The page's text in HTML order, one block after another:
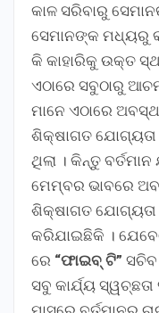
କାଳ ସରିବାରୁ
ସେମାନଙ୍କ ମଧ୍ୟରୁ
କି କାହାରିକୁ ଉକ୍ତ
ଏଠାରେ ସବୁଠାରୁ
ମାନେ ଏଠାରେ
ଶିକ୍ଷାଗତ ଯୋଗ୍ୟତା
ଥିଲା । କିନ୍ତୁ
ମେମ୍ବର ଭାବରେ
ଶିକ୍ଷାଗତ ଯୋଗ୍ୟତା
କରିଯାଇଛିକି ।
ରେ “ଫାଇବ୍ ଟି” ସଚିବ
ସବୁ କାର୍ଯ୍ୟ